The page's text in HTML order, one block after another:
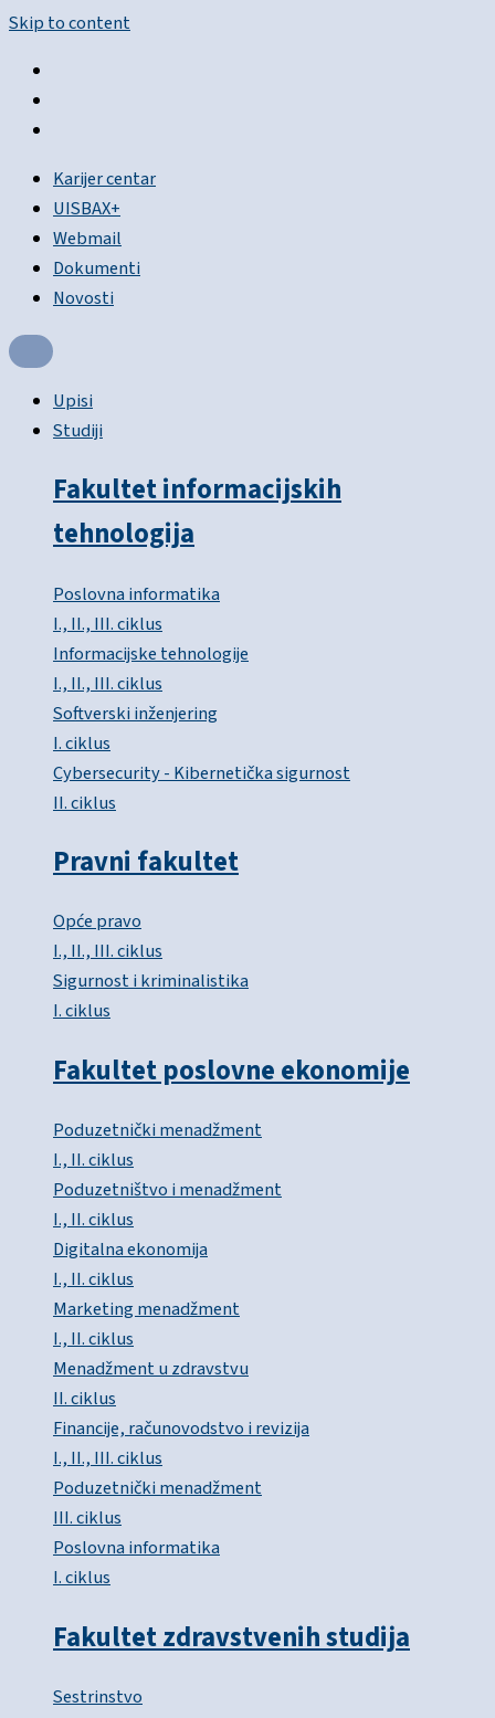
Skip to content
Karijer centar
UISBAX+
Webmail
Dokumenti
Novosti
Upisi
Studiji
Fakultet informacijskih
tehnologija
Poslovna informatika
I., II., III. ciklus
Informacijske tehnologije
I., II., III. ciklus
Softverski inženjering
I. ciklus
Cybersecurity - Kibernetička sigurnost
II. ciklus
Pravni fakultet
Opće pravo
I., II., III. ciklus
Sigurnost i kriminalistika
I. ciklus
Fakultet poslovne ekonomije
Poduzetnički menadžment
I., II. ciklus
Poduzetništvo i menadžment
I., II. ciklus
Digitalna ekonomija
I., II. ciklus
Marketing menadžment
I., II. ciklus
Menadžment u zdravstvu
II. ciklus
Financije, računovodstvo i revizija
I., II., III. ciklus
Poduzetnički menadžment
III. ciklus
Poslovna informatika
I. ciklus
Fakultet zdravstvenih studija
Sestrinstvo